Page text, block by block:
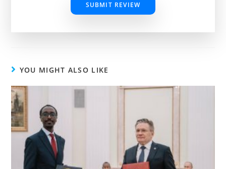
SUBMIT REVIEW
YOU MIGHT ALSO LIKE